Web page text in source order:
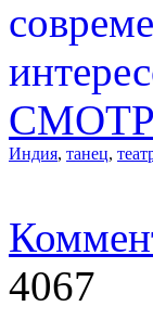
Индия, танец,
4067